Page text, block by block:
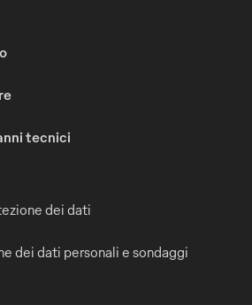
tecnici
dei dati
dei dati personali e sondaggi